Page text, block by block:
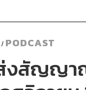
/ PODCAST
งสัญญา